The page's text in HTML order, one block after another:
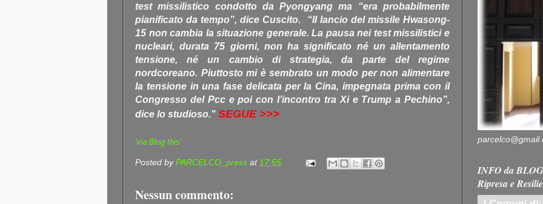
test missilistico condotto da Pyongyang ma “era probabilmente
pianificato da tempo”, dice Cuscito. “Il lancio del missile Hwasong-
15 non cambia la situazione generale. La pausa nei test missilistici e
nucleari, durata 75 giorni, non ha significato né un allentamento
tensione, né un cambio di strategia, da parte del regime
nordcoreano. Piuttosto mi è sembrato un modo per non alimentare
la tensione in una fase delicata per la Cina, impegnata prima con il
Congresso del Pcc e poi con l’incontro tra Xi e Trump a Pechino”,
dice lo studioso." SEGUE >>>
'via Blog this'
Posted byPARCELCO_press at17:55
Nessun commento:
INFO da
Ripresa e